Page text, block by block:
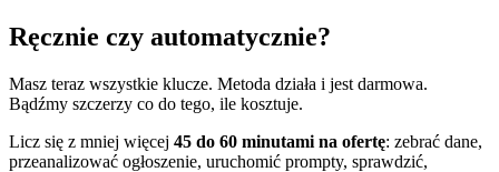
Ręcznie czy automatycznie?
Masz teraz wszystkie klucze. Metoda działa i jest darmowa.
Bądźmy szczerzy co do tego, ile kosztuje.
Licz się z mniej więcej 45 do 60 minutami na ofertę: zebrać dane,
przeanalizować ogłoszenie, uruchomić prompty, sprawdzić,